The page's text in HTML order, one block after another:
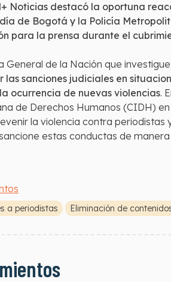
Noticias destacó la oportuna
de Bogotá y la Policía
para la prensa durante el
General de la Nación que
las sanciones judiciales en
ocurrencia de nuevas violencias.
de Derechos Humanos (CIDH)
la violencia contra
estas conductas de
a periodistas Eliminación de